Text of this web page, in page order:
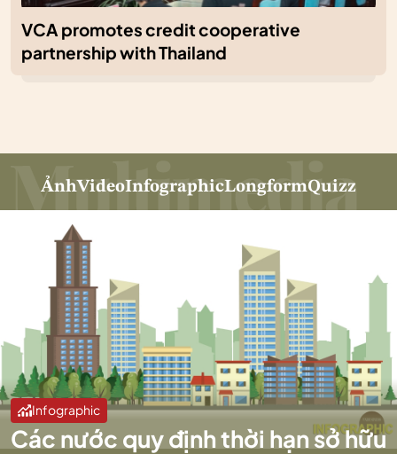
VCA promotes credit cooperative
partnership with Thailand
ẢnhVideoInfographicLongformQuizz
Infographic
Các nước quy định thời hạn sở hữu